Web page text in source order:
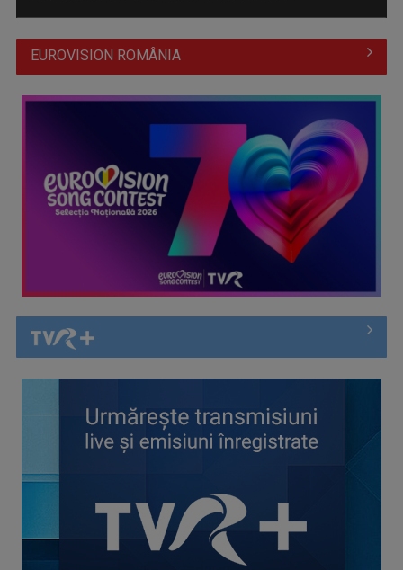
Instabilitate fiscală în Europa: Avertisment sever al FMI
privind ...
„Parada de Ziua Naţională a Franţei”, de la Paris, în direct la
Cu o carieră de peste două decenii în ...
Este reporter al Știrilor TVR acreditat la ...
EUROVISION ROMÂNIA